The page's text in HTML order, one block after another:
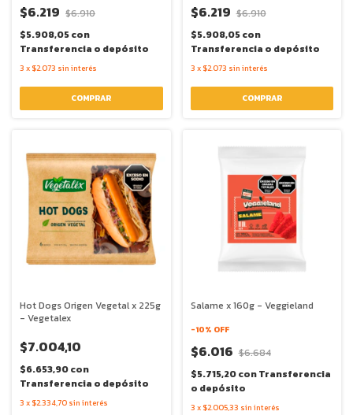
$6.219 $6.910
$5.908,05con
Transferencia o depósito
3 x $2.073 sin interés
$6.219 $6.910
$5.908,05con
Transferencia o depósito
3 x $2.073 sin interés
Hot Dogs Origen Vegetal x 225g
- Vegetalex
$7.004,10
$6.653,90con
Transferencia o depósito
3 x $2.334,70 sin interés
Salame x 160g - Veggieland
-10% OFF
$6.016 $6.684
$5.715,20conTransferencia
o depósito
3 x $2.005,33 sin interés